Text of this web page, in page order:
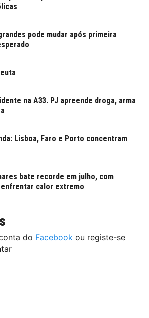
pode mudar após primeira
na A33. PJ apreende droga, arma
Lisboa, Faro e Porto concentram
bate recorde em julho, com
enfrentar calor extremo
do Facebook ou registe-se